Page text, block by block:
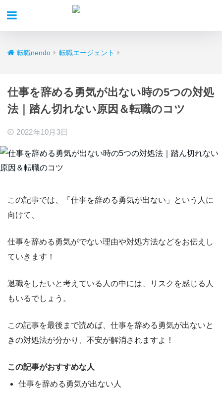
転職nendo 転職エージェント
仕事を辞める勇気が出ない時の5つの対処
法｜踏ん切れない原因＆転職のコツ
2022年10月3日
この記事では、 「仕事を辞める勇気が出ない」
という人に
向けて、
仕事を辞める勇気がでない理由や対処方法などをお伝えし
ていきます！
退職をしたいと考えている人の中には、リスクを感じる人
もいるでしょう。
この記事を最後まで読めば、 仕事を辞める勇気が出ないと
きの対処法が分かり、不安が解消されますよ！
この記事がおすすめな人
仕事を辞める勇気が出ない人